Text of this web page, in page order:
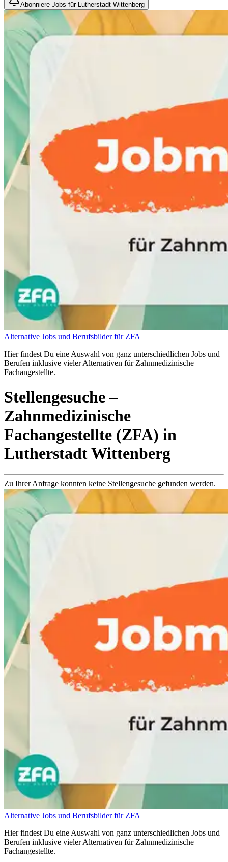
Abonniere Jobs für Lutherstadt Wittenberg
Alternative Jobs und Berufsbilder für ZFA
Hier findest Du eine Auswahl von ganz unterschiedlichen Jobs und
Berufen inklusive vieler Alternativen für Zahnmedizinische
Fachangestellte.
Stellengesuche–
Zahnmedizinische
Fachangestellte (ZFA) in
Lutherstadt Wittenberg
Zu Ihrer Anfrage konnten keine Stellengesuche gefunden werden.
Alternative Jobs und Berufsbilder für ZFA
Hier findest Du eine Auswahl von ganz unterschiedlichen Jobs und
Berufen inklusive vieler Alternativen für Zahnmedizinische
Fachangestellte.